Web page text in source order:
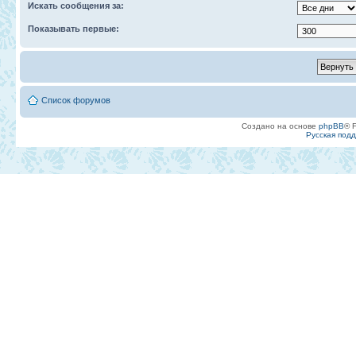
Искать сообщения за:
Показывать первые:
Список форумов
Создано на основе phpBB®
Русская